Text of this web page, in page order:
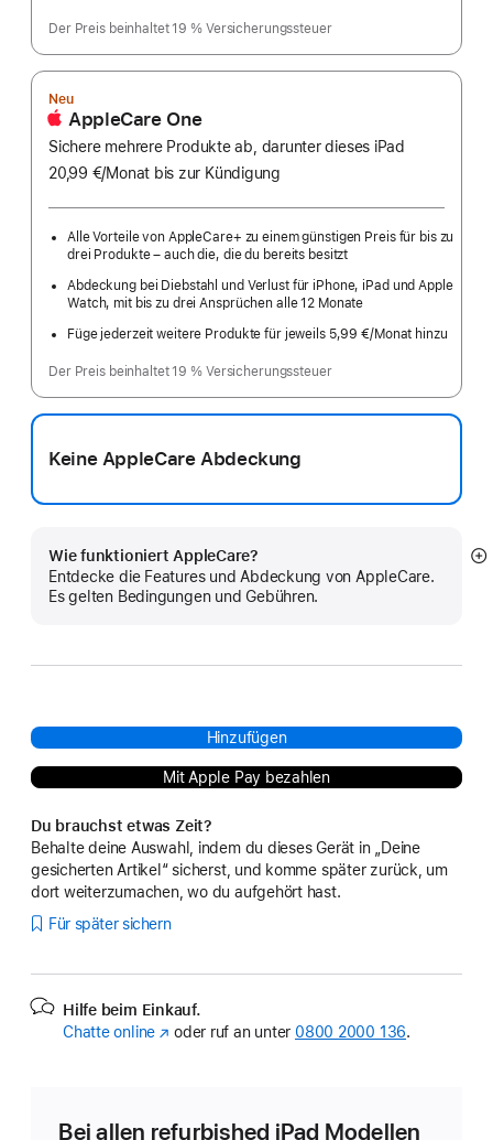
Der Preis beinhaltet 19 % Versicherungssteuer
Neu
AppleCare One
Sichere mehrere Produkte ab, darunter dieses iPad
20,99 €/Monat pro
bis zur Kündigung
Alle Vorteile von AppleCare+ zu einem günstigen Preis für bis zu
drei Produkte – auch die, die du bereits besitzt
Abdeckung bei Diebstahl und Verlust für iPhone, iPad und Apple
Watch, mit bis zu drei Ansprüchen alle 12 Monate
Füge jederzeit weitere Produkte für jeweils 5,99 €/Monat hinzu
Der Preis beinhaltet 19 % Versicherungssteuer
Keine AppleCare Abdeckung
Wie funktioniert AppleCare?
Entdecke die Features und Abdeckung von AppleCare.
Es gelten Bedingungen und Gebühren.
Hinzufügen
Mit Apple Pay bezahlen
Du brauchst etwas Zeit?
Behalte deine Auswahl, indem du dieses Gerät in „Deine
gesicherten Artikel“ sicherst, und komme später zurück, um
dort weiterzumachen, wo du aufgehört hast.
Für später sichern
Hilfe beim Einkauf.
Chatte online (Öffnet
oder ruf an unter 0800 2000 136.
Bei allen refurbished iPad Modellen